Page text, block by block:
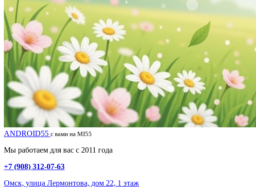
ANDROID55 с вами на MI55
Мы работаем для вас с 2011 года
+7 (908) 312-07-63
Омск, улица Лермонтова, дом 22, 1 этаж